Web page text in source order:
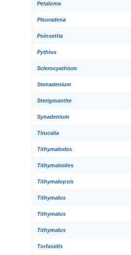
Petaloma
Pleuradena
Poinsettia
Pythius
Sclerocyathium
Stenadenium
Sterigmanthe
Synadenium
Tirucalia
Tithymalodes
Tithymaloides
Tithymalopsis
Tithymalus
Tithymalus
Tithymalus
Torfasidis